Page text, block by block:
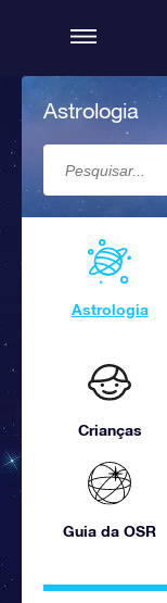
Astrologia
Astrologia
Crianças
Guia da OSR